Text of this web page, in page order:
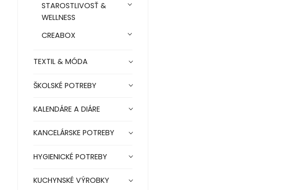
STAROSTLIVOSŤ &
WELLNESS
CREABOX
TEXTIL & MÓDA
ŠKOLSKÉ POTREBY
KALENDÁRE A DIÁRE
KANCELÁRSKE POTREBY
HYGIENICKÉ POTREBY
KUCHYNSKÉ VÝROBKY